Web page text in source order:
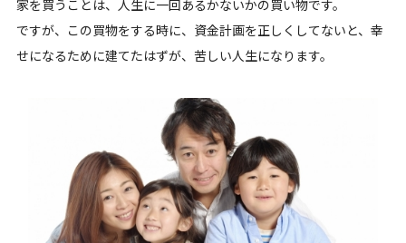
家を買うことは、人生に一回あるかないかの買い物です。
ですが、この買物をする時に、資金計画を正しくしてないと、幸
せになるために建てたはずが、苦しい人生になります。